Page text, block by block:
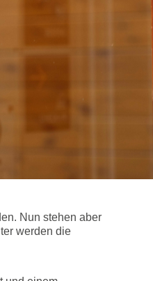
Nun stehen aber
werden die